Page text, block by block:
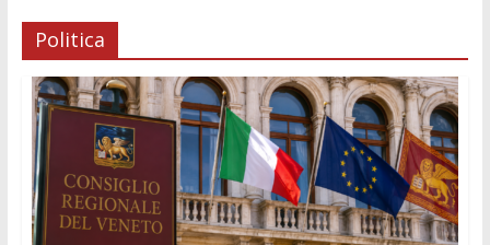
Politica